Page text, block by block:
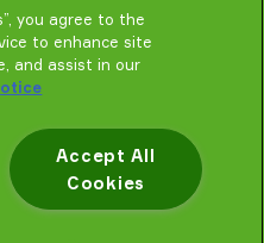
you agree to the
to enhance site
and assist in our
Accept All
Cookies